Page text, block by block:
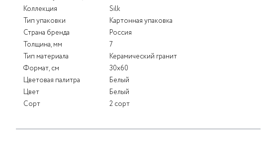
Коллекция
Silk
Тип упаковки
Картонная упаковка
Страна бренда
Россия
Толщина, мм
7
Тип материала
Керамический гранит
Формат, см
30x60
Цветовая палитра
Белый
Цвет
Белый
Сорт
2 сорт